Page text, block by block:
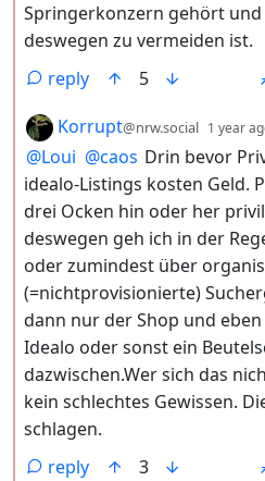
Springerkonzern gehört und
deswegen zu vermeiden ist.
reply
5
by
Korrupt@nrw.social 1 year
@Loui @caos Drin bevor
idealo-Listings kosten Geld.
drei Ocken hin oder her
deswegen geh ich in der
oder zumindest über
(=nichtprovisionierte)
dann nur der Shop und
Idealo oder sonst ein
dazwischen.Wer sich das
kein schlechtes Gewissen.
schlagen.
reply
3